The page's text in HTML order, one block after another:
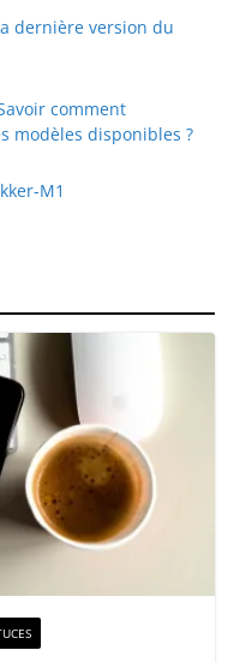
dernière version du
comment
modèles disponibles ?
M1